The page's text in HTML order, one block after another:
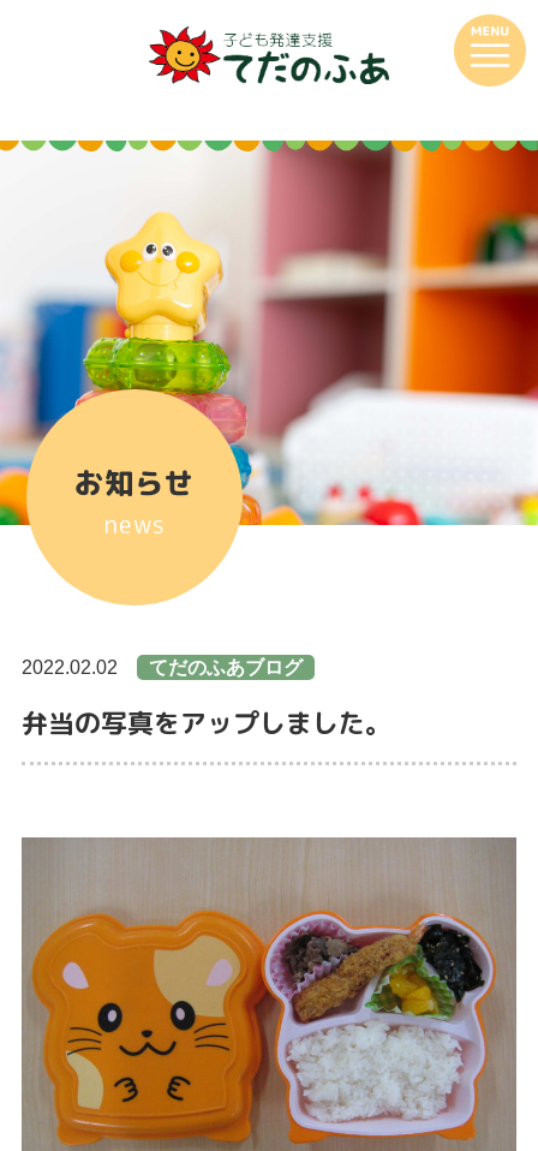
お知らせ
news
2022.02.02 てだのふあブログ
弁当の写真をアップしました。